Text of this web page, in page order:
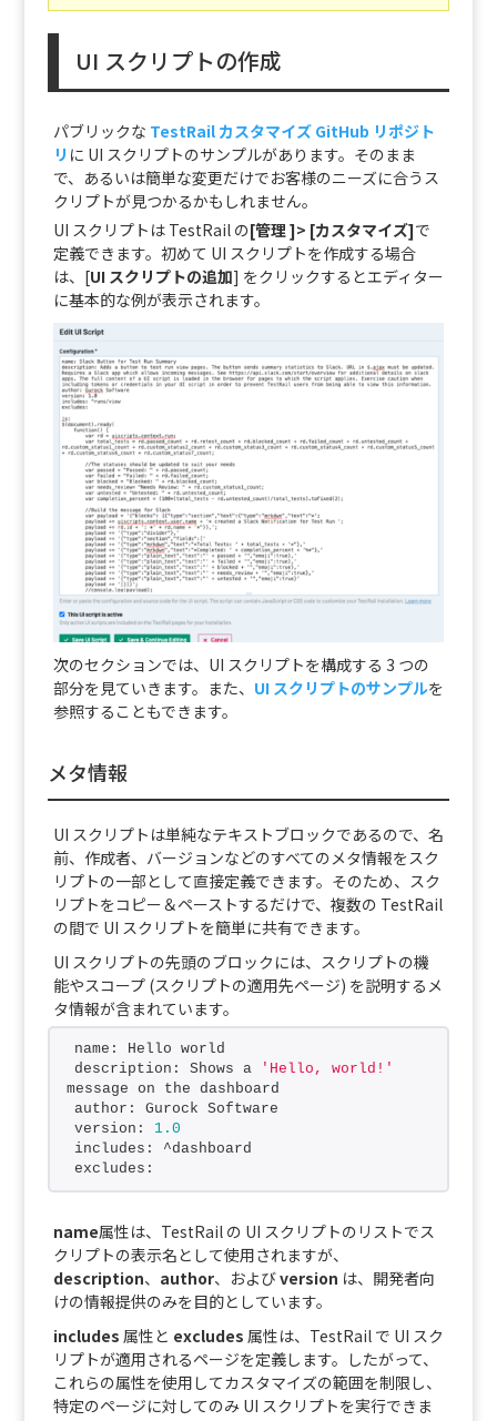
UI スクリプトの作成
パブリックな TestRail カスタマイズ GitHub リポジト
リ に UI スクリプトのサンプルがあります。そのまま
で、あるいは簡単な変更だけでお客様のニーズに合うス
クリプトが見つかるかもしれません。
UI スクリプトは TestRail の[管理 ]> [カスタマイズ]で
定義できます。初めて UI スクリプトを作成する場合
は、[UI スクリプトの追加] をクリックするとエディター
に基本的な例が表示されます。
次のセクションでは、UI スクリプトを構成する 3 つの
部分を見ていきます。また、 UI スクリプトのサンプルを
参照することもできます。
メタ情報
UI スクリプトは単純なテキストブロックであるので、名
前、作成者、バージョンなどのすべてのメタ情報をスク
リプトの一部として直接定義できます。そのため、スク
リプトをコピー＆ペーストするだけで、複数の TestRail
の間で UI スクリプトを簡単に共有できます。
UI スクリプトの先頭のブロックには、スクリプトの機
能やスコープ (スクリプトの適用先ページ) を説明するメ
タ情報が含まれています。
name: Hello world
description: Shows a
'Hello, world!'
message on the dashboard
author: Gurock Software
version: 1.0
includes: ^dashboard
excludes:
name属性は、TestRail の UI スクリプトのリストでス
クリプトの表示名として使用されますが、
description、 author、およびversion は、開発者向
けの情報提供のみを目的としています。
includes 属性と excludes 属性は、TestRail で UI スク
リプトが適用されるページを定義します。したがって、
これらの属性を使用してカスタマイズの範囲を制限し、
特定のページに対してのみ UI スクリプトを実行できま